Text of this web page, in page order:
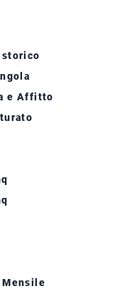
storico
e Affitto